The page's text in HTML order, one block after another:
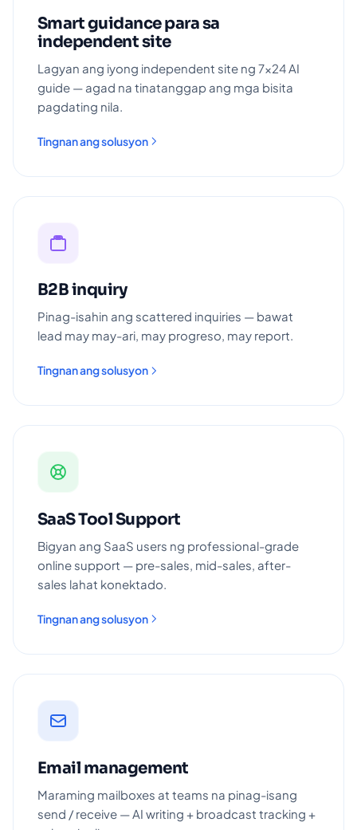
Smart guidance para sa
independent site
Lagyan ang iyong independent site ng 7×24 AI
guide — agad na tinatanggap ang mga bisita
pagdating nila.
Tingnan ang solusyon
B2B inquiry
Pinag-isahin ang scattered inquiries — bawat
lead may may-ari, may progreso, may report.
Tingnan ang solusyon
SaaS Tool Support
Bigyan ang SaaS users ng professional-grade
online support — pre-sales, mid-sales, after-
sales lahat konektado.
Tingnan ang solusyon
Email management
Maraming mailboxes at teams na pinag-isang
send / receive — AI writing + broadcast tracking +